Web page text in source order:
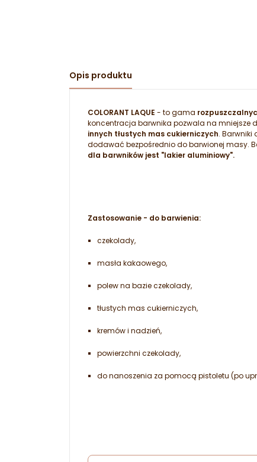
Opis produktu
COLORANT LAQUE - to gama
koncentracja barwnika pozwala na mniejsze
innych tłustych mas cukierniczych. Barwniki
dodawać bezpośrednio do barwionej masy.
dla barwników jest "lakier aluminiowy".
Zastosowanie - do barwienia:
czekolady,
masła kakaowego,
polew na bazie czekolady,
tłustych mas cukierniczych,
kremów i nadzień,
powierzchni czekolady,
do nanoszenia za pomocą pistoletu (po